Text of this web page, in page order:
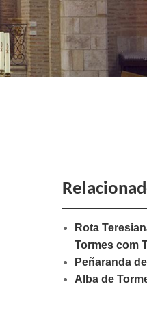
Rota
Tormes com
Peñaranda
Alba de